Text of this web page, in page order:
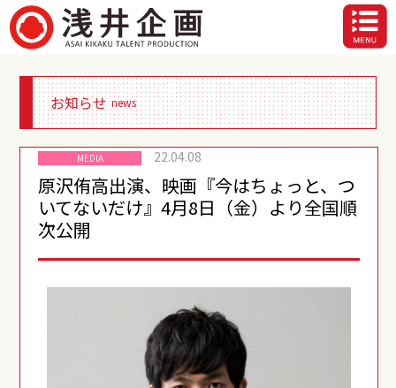
お知らせ news
MEDIA 22.04.08
原沢侑高出演、映画『今はちょっと、つ
いてないだけ』4月8日（金）より全国順
次公開